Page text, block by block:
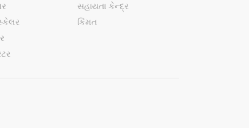
સહાયતા કેન્દ્ર
કિંમત